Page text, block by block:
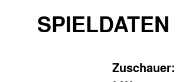
SPIELDATEN
Zuschauer: